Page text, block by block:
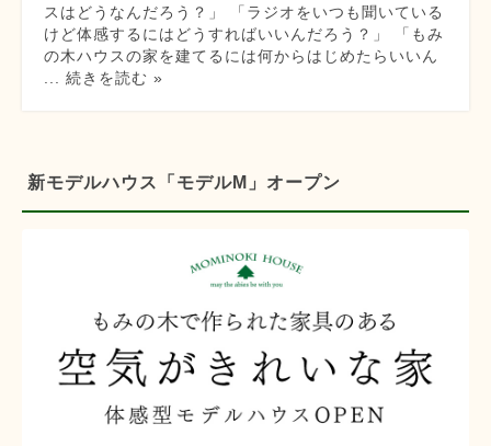
スはどうなんだろう？」 「ラジオをいつも聞いている
けど体感するにはどうすればいいんだろう？」 「もみ
の木ハウスの家を建てるには何からはじめたらいいん
... 続きを読む »
新モデルハウス「モデルM」オープン